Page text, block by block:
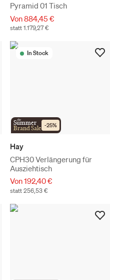
Pyramid 01 Tisch
Von 884,45 €
statt 1.179,27 €
In Stock
the
Summer
Brand Sale -25%
Hay
CPH30 Verlängerung für
Ausziehtisch
Von 192,40 €
statt 256,53 €